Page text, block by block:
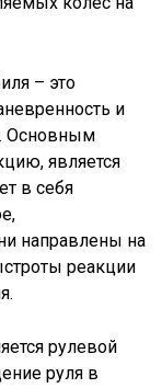
– это
и
Основным
является
в себя
направлены на
реакции
рулевой
руля в